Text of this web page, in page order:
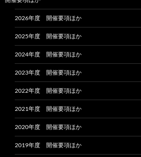
2026年度 開催要項ほか
2025年度 開催要項ほか
2024年度 開催要項ほか
2023年度 開催要項ほか
2022年度 開催要項ほか
2021年度 開催要項ほか
2020年度 開催要項ほか
2019年度 開催要項ほか